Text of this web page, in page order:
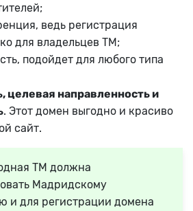
ведь регистрация
для владельцев ТМ;
подойдет для любого типа
целевая направленность и
. Этот домен выгодно и красиво
сайт.
ТМ должна
Мадридскому
и для регистрации домена